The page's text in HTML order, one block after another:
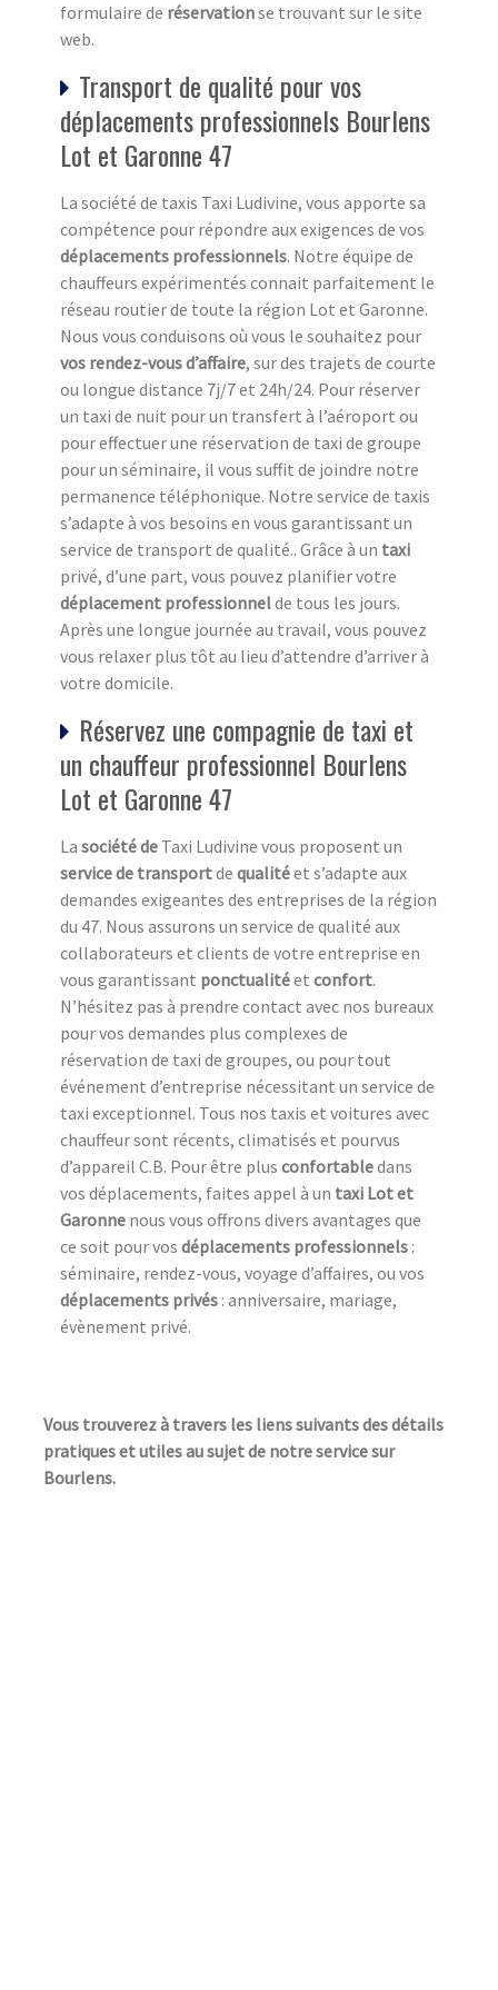
formulaire de réservationse trouvant sur le site
web.
Transport de qualité pour vos
déplacements professionnels Bourlens
Lot et Garonne 47
La société de taxis Taxi Ludivine, vous apporte sa
compétence pour répondre aux exigences de vos
déplacements professionnels. Notre équipe de
chauffeurs expérimentés connait parfaitement le
réseau routier de toute la région Lot et Garonne.
Nous vous conduisons où vous le souhaitez pour
vos rendez-vous d’affaire, sur des trajets de courte
ou longue distance 7j/7 et 24h/24. Pour réserver
un taxi de nuit pour un transfert à l’aéroport ou
pour effectuer une réservation de taxi de groupe
pour un séminaire, il vous suffit de joindre notre
permanence téléphonique. Notre service de taxis
s’adapte à vos besoins en vous garantissant un
service de transport de qualité.. Grâce à un taxi
privé, d’une part, vous pouvez planifier votre
déplacement professionnelde tous les jours.
Après une longue journée au travail, vous pouvez
vous relaxer plus tôt au lieu d’attendre d’arriver à
votre domicile.
Réservez une compagnie de taxi et
un chauffeur professionnel Bourlens
Lot et Garonne 47
La société de Taxi Ludivine vous proposent un
service de transportde qualitéet s’adapte aux
demandes exigeantes des entreprises de la région
du 47. Nous assurons un service de qualité aux
collaborateurs et clients de votre entreprise en
vous garantissant ponctualitéet confort.
N’hésitez pas à prendre contact avec nos bureaux
pour vos demandes plus complexes de
réservation de taxi de groupes, ou pour tout
événement d’entreprise nécessitant un service de
taxi exceptionnel. Tous nos taxis et voitures avec
chauffeur sont récents, climatisés et pourvus
d’appareil C.B. Pour être plus confortabledans
vos déplacements, faites appel à un taxi Lot et
Garonne nous vous offrons divers avantages que
ce soit pour vos déplacements professionnels :
séminaire, rendez-vous, voyage d’affaires, ou vos
déplacements privés : anniversaire, mariage,
évènement privé.
Vous trouverez à travers les liens suivants des détails
pratiques et utiles au sujet de notre service sur
Bourlens.